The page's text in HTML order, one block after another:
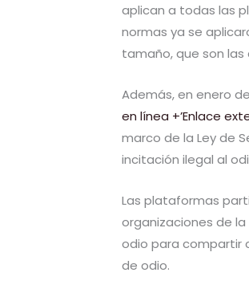
aplican a todas las
normas ya se
tamaño, que son las
Además, en enero
en línea +’Enlace
marco de la Ley de
incitación ilegal al
Las plataformas
organizaciones de
odio para compartir
de odio.